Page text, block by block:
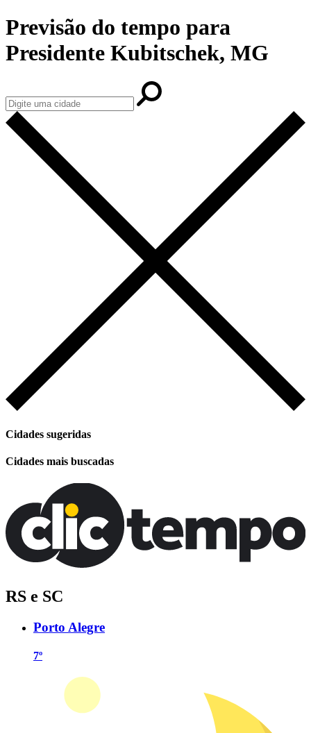
Previsão do tempo para
Presidente Kubitschek, MG
Cidades sugeridas
Cidades mais buscadas
RS e SC
Porto Alegre
7º